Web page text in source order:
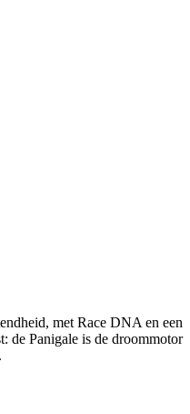
met Race DNA en een
de Panigale is de droommotor